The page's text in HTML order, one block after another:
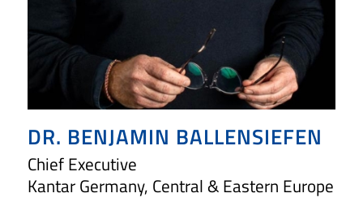
DR. BENJAMIN BALLENSIEFEN
Chief Executive
Kantar Germany, Central & Eastern Europe